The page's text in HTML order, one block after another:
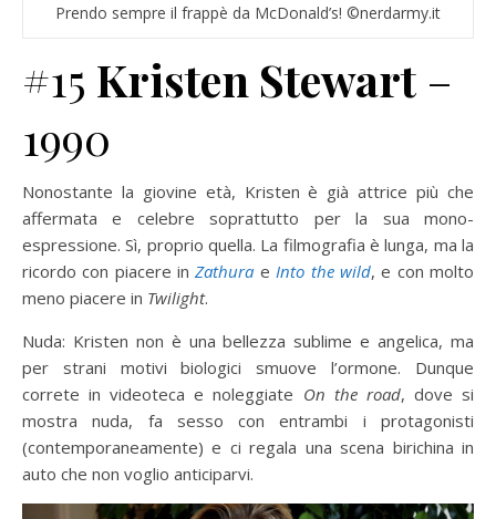
Prendo sempre il frappè da McDonald’s! ©nerdarmy.it
#15 Kristen Stewart –
1990
Nonostante la giovine età, Kristen è già attrice più che
affermata e celebre soprattutto per la sua mono-
espressione. Sì, proprio quella. La filmografia è lunga, ma la
ricordo con piacere inZathura e Into the wild, e con molto
meno piacere in Twilight.
Nuda: Kristen non è una bellezza sublime e angelica, ma
per strani motivi biologici smuove l’ormone. Dunque
correte in videoteca e noleggiate On the road, dove si
mostra nuda, fa sesso con entrambi i protagonisti
(contemporaneamente) e ci regala una scena birichina in
auto che non voglio anticiparvi.